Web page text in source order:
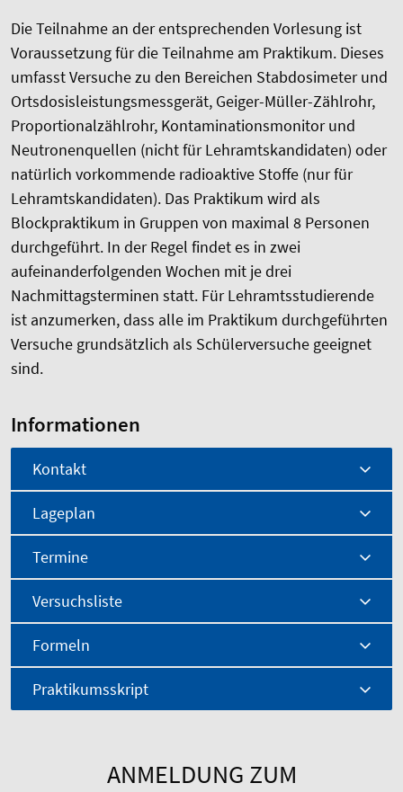
Die Teilnahme an der entsprechenden Vorlesung ist
Voraussetzung für die Teilnahme am Praktikum. Dieses
umfasst Versuche zu den Bereichen Stabdosimeter und
Ortsdosisleistungsmessgerät, Geiger-Müller-Zählrohr,
Proportionalzählrohr, Kontaminationsmonitor und
Neutronenquellen (nicht für Lehramtskandidaten) oder
natürlich vorkommende radioaktive Stoffe (nur für
Lehramtskandidaten). Das Praktikum wird als
Blockpraktikum in Gruppen von maximal 8 Personen
durchgeführt. In der Regel findet es in zwei
aufeinanderfolgenden Wochen mit je drei
Nachmittagsterminen statt. Für Lehramtsstudierende
ist anzumerken, dass alle im Praktikum durchgeführten
Versuche grundsätzlich als Schülerversuche geeignet
sind.
Informationen
Kontakt
Lageplan
Termine
Versuchsliste
Formeln
Praktikumsskript
ANMELDUNG ZUM